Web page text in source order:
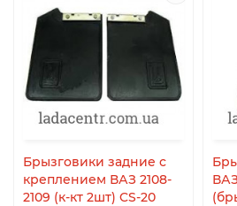
Брызговики задние с
креплением ВАЗ 2108-
2109 (к-кт 2шт) CS-20